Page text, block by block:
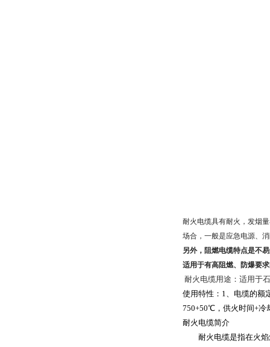
耐火电缆具有耐火，发烟
场合，一般是应急电源、
另外，阻燃电缆特点是不
适用于有高阻燃、防爆要
耐火电缆用途：适用于
使用特性： 1、电缆的额
750+50℃，供火时间+冷
耐火电缆简介
耐火电缆是指在火焰